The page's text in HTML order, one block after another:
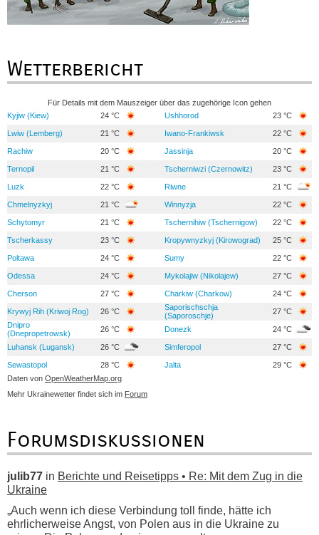
Wetterbericht
Für Details mit dem Mauszeiger über das zugehörige Icon gehen
Kyjiw (Kiew)
24 °C Ushhorod 23 °C
Lwiw (Lemberg) 21 °C Iwano-Frankiwsk 22 °C
Rachiw 20 °C Jassinja 20 °C
Ternopil 21 °C Tscherniwzi (Czernowitz) 23 °C
Luzk 22 °C Riwne 21 °C
Chmelnyzkyj 21 °C Winnyzja 22 °C
Schytomyr 21 °C Tschernihiw (Tschernigow) 22 °C
Tscherkassy 23 °C Kropywnyzkyj (Kirowograd) 25 °C
Poltawa 24 °C Sumy 22 °C
Odessa 24 °C Mykolajiw (Nikolajew) 27 °C
Cherson 27 °C Charkiw (Charkow) 24 °C
Krywyj Rih (Kriwoj Rog) 26 °C
Saporischschja
(Saporoschje)
27 °C
Dnipro
(Dnepropetrowsk)
26 °C Donezk 24 °C
Luhansk (Lugansk) 26 °C Simferopol 27 °C
Sewastopol 28 °C Jalta
29 °C
Daten von OpenWeatherMap.org
Mehr Ukrainewetter findet sich im Forum
Forumsdiskussionen
julib77 in Berichte und Reisetipps • Re: Mit dem Zug in die
Ukraine
„Auch wenn ich diese Verbindung toll finde, hätte ich
ehrlicherweise Angst, von Polen aus in die Ukraine zu